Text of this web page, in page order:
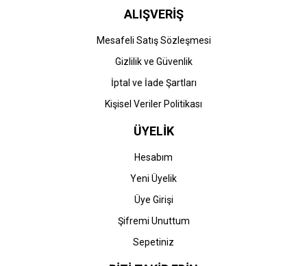
ALIŞVERİŞ
Mesafeli Satış Sözleşmesi
Gizlilik ve Güvenlik
İptal ve İade Şartları
Kişisel Veriler Politikası
ÜYELİK
Hesabım
Yeni Üyelik
Üye Girişi
Şifremi Unuttum
Sepetiniz